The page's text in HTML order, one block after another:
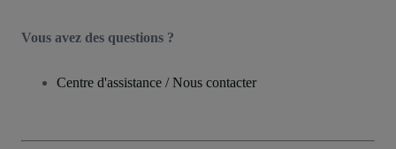
Vous avez des questions ?
Centre d'assistance / Nous contacter